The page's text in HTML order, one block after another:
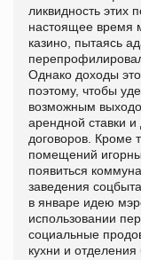
ликвидность этих
настоящее время
казино, пытаясь
Однако доходы
поэтому, чтобы
возможным
арендной ставки и
договоров. Кроме
помещений
появиться
заведения
в январе идею
использовании
социальные
кухни и отделения